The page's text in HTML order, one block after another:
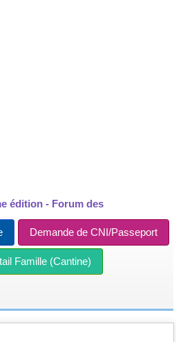
édition - Forum des
de forêts : Le préfet
de prévention des
sècheresse - ÉTAT DE
EN EAU DANS LE
DE-CALAIS -
renforcée
des usages de
Nationale
Demande de CNI/Passeport
Famille (Cantine)